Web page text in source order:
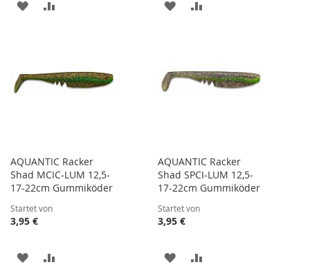
ZUR
ZUR
AQUANTIC Racker
Shad MCIC-LUM 12,5-
17-22cm Gummiköder
Startet von
3,95 €
ZUR
AQUANTIC Racker
Shad SPCI-LUM 12,5-
17-22cm Gummiköder
Startet von
3,95 €
ZUR